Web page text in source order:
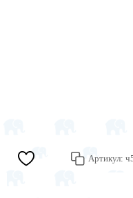
Артикул: